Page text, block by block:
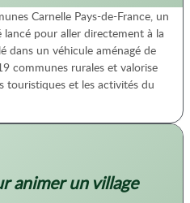
Carnelle Pays-de-France, un
pour aller directement à la
dans un véhicule aménagé de
communes rurales et valorise
touristiques et les activités du
animer un village